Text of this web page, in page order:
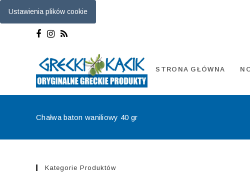
Ustawienia plików cookie
STRONA GŁÓWNA
Chałwa baton waniliowy 40 gr
Kategorie Produktów